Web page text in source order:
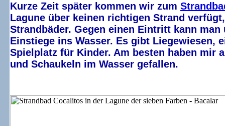
Kurze Zeit später kommen wir zum
Lagune über keinen richtigen Strand
Strandbäder. Gegen einen Eintritt kann man
Einstiege ins Wasser. Es gibt Liegewiesen,
Spielplatz für Kinder. Am besten haben mir
und Schaukeln im Wasser gefallen.